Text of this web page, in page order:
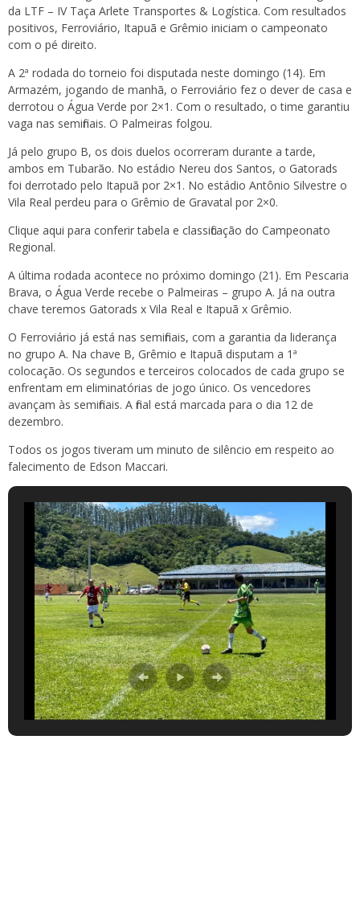
da LTF – IV Taça Arlete Transportes & Logística. Com resultados
positivos, Ferroviário, Itapuã e Grêmio iniciam o campeonato
com o pé direito.
A 2ª rodada do torneio foi disputada neste domingo (14). Em
Armazém, jogando de manhã, o Ferroviário fez o dever de casa e
derrotou o Água Verde por 2×1. Com o resultado, o time garantiu
vaga nas semifinais. O Palmeiras folgou.
Já pelo grupo B, os dois duelos ocorreram durante a tarde,
ambos em Tubarão. No estádio Nereu dos Santos, o Gatorads
foi derrotado pelo Itapuã por 2×1. No estádio Antônio Silvestre o
Vila Real perdeu para o Grêmio de Gravatal por 2×0.
Clique aqui para conferir tabela e classificação do Campeonato
Regional.
A última rodada acontece no próximo domingo (21). Em Pescaria
Brava, o Água Verde recebe o Palmeiras – grupo A. Já na outra
chave teremos Gatorads x Vila Real e Itapuã x Grêmio.
O Ferroviário já está nas semifinais, com a garantia da liderança
no grupo A. Na chave B, Grêmio e Itapuã disputam a 1ª
colocação. Os segundos e terceiros colocados de cada grupo se
enfrentam em eliminatórias de jogo único. Os vencedores
avançam às semifinais. A final está marcada para o dia 12 de
dezembro.
Todos os jogos tiveram um minuto de silêncio em respeito ao
falecimento de Edson Maccari.